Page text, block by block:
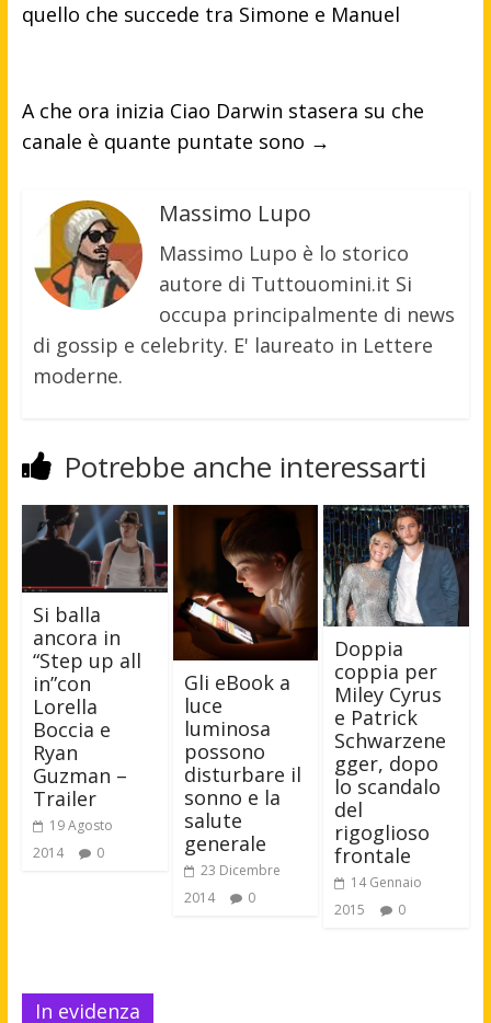
quello che succede tra Simone e Manuel
A che ora inizia Ciao Darwin stasera su che
canale è quante puntate sono →
Massimo Lupo
Massimo Lupo è lo storico
autore di Tuttouomini.it Si
occupa principalmente di news
di gossip e celebrity. E' laureato in Lettere
moderne.
Potrebbe anche interessarti
Si balla
ancora in
“Step up all
in”con
Lorella
Boccia e
Ryan
Guzman –
Trailer
19 Agosto
2014
0
Gli eBook a
luce
luminosa
possono
disturbare il
sonno e la
salute
generale
23 Dicembre
2014
0
Doppia
coppia per
Miley Cyrus
e Patrick
Schwarzene
gger, dopo
lo scandalo
del
rigoglioso
frontale
14 Gennaio
2015
0
In evidenza